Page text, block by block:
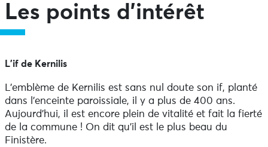
fraîche ou une de leurs pizzas (le dimanche).
2) La possibilité de bifurquer sur le circuit de l’Aber
Wrac'h (balisage fuschia) pour rejoindre la vallée des
rives de l’Aber.
de randonnée de la Côte des Légendes ?
Les points d'intérêt
L'if de Kernilis
L’emblème de Kernilis est sans nul doute son if, planté
dans l’enceinte paroissiale, il y a plus de 400 ans.
Aujourd’hui, il est encore plein de vitalité et fait la fierté
de la commune ! On dit qu’il est le plus beau du
Finistère.